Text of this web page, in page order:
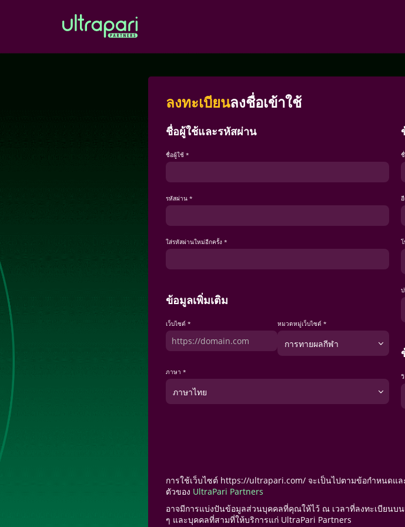
ลงทะเบียนลงชื่อเข้าใช้
ชื่อผู้ใช้และรหัสผ่าน
ชื่อผู้ใช้ *
รหัสผ่าน *
ใส่รหัสผ่านใหม่อีกครั้ง *
ข้อมูลเพิ่มเติม
เว็บไซต์ * หมวดหมู่เว็บไซต์ *
การทายผลกีฬา
ภาษา *
ภาษาไทย
การใช้เว็บไซต์ https://ultrapari.com/ จะเป็นไปตามข้อกำหนดแล
ตัวของ UltraPari Partners
อาจมีการแบ่งปันข้อมูลส่วนบุคคลที่คุณให้ไว้ ณ เวลาที่ลงทะเบียนบ
ๆ และบุคคลที่สามที่ให้บริการแก่ UltraPari Partners